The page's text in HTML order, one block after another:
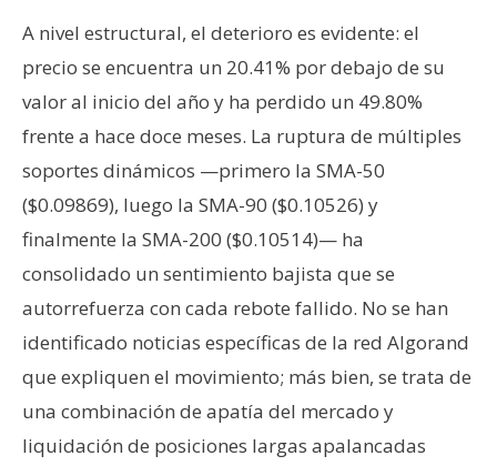
A nivel estructural, el deterioro es evidente: el
precio se encuentra un 20.41% por debajo de su
valor al inicio del año y ha perdido un 49.80%
frente a hace doce meses. La ruptura de múltiples
soportes dinámicos —primero la SMA-50
($0.09869), luego la SMA-90 ($0.10526) y
finalmente la SMA-200 ($0.10514)— ha
consolidado un sentimiento bajista que se
autorrefuerza con cada rebote fallido. No se han
identificado noticias específicas de la red Algorand
que expliquen el movimiento; más bien, se trata de
una combinación de apatía del mercado y
liquidación de posiciones largas apalancadas